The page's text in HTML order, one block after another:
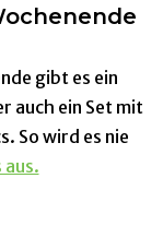
gibt es ein
auch ein Set mit
So wird es nie
aus.